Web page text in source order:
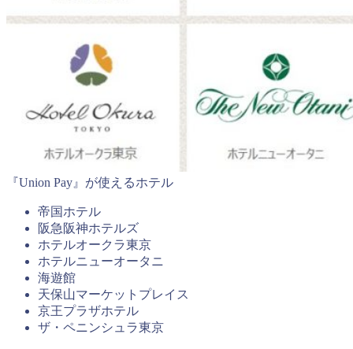
『Union Pay』が使えるホテル
帝国ホテル
阪急阪神ホテルズ
ホテルオークラ東京
ホテルニューオータニ
海遊館
天保山マーケットプレイス
京王プラザホテル
ザ・ペニンシュラ東京